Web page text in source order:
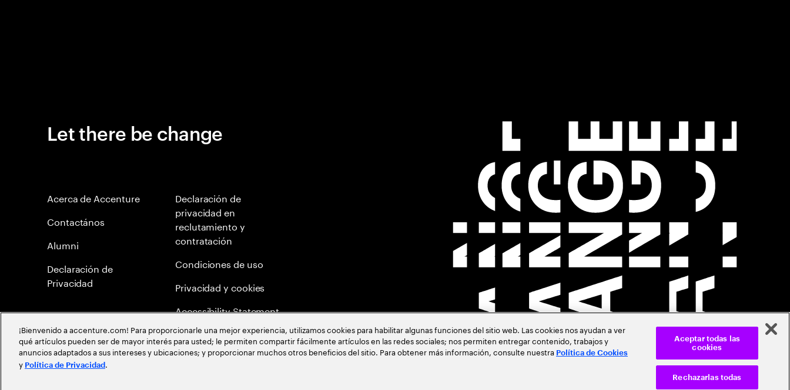
Let there be change
Acerca de Accenture
Contactános
Alumni
Declaración de
Privacidad
Declaración de
privacidad en
reclutamiento y
contratación
Condiciones de uso
Privacidad y cookies
Accessibility Statement
Mapa del Sitio
Política de meritocracia
¡Bienvenido a accenture.com! Para proporcionarle una mejor experiencia, utilizamos cookies para habilitar algunas funciones del sitio web. Las cookies nos ayudan a ver
qué artículos pueden ser de mayor interés para usted; le permiten compartir fácilmente artículos en las redes sociales; nos permiten entregar contenido, trabajos y
anuncios adaptados a sus intereses y ubicaciones; y proporcionar muchos otros beneficios del sitio. Para obtener más información, consulte nuestra Política de Cookies
y Política de Privacidad .
Rechazarlas todas
Aceptar todas las
cookies